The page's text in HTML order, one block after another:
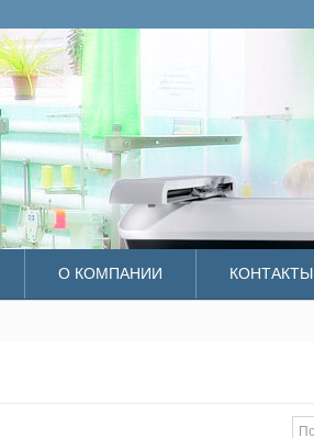
О КОМПАНИИ КОНТАКТЫ